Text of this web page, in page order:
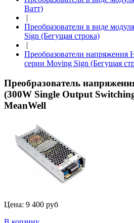
Ватт)
|
Преобразователи в виде
Sign (Бегущая строка)
|
Преобразователи напряжения
серии Moving Sign (Бегущая
Преобразователь
(300W Single Output
MeanWell
Цена: 9 400 руб